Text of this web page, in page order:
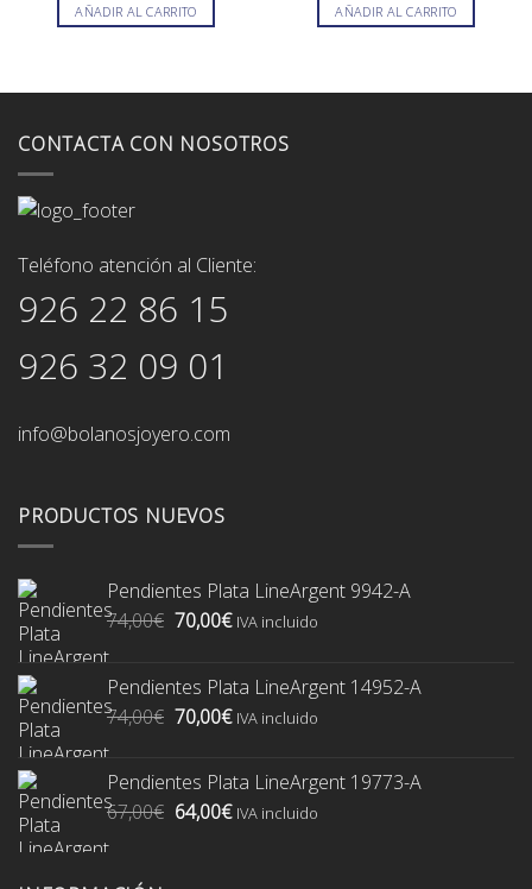
AÑADIR AL CARRITO
AÑADIR AL CARRITO
CONTACTA CON NOSOTROS
Teléfono atención al Cliente:
926 22 86 15
926 32 09 01
info@bolanosjoyero.com
PRODUCTOS NUEVOS
Pendientes Plata LineArgent 9942-A
74,00€ El
era:
74,00€.
70,00€El
es:
70,00€.
IVA incluido
Pendientes Plata LineArgent 14952-A
74,00€ El
era:
74,00€.
70,00€El
es:
70,00€.
IVA incluido
Pendientes Plata LineArgent 19773-A
67,00€ El
64,00€ElIVA incluido